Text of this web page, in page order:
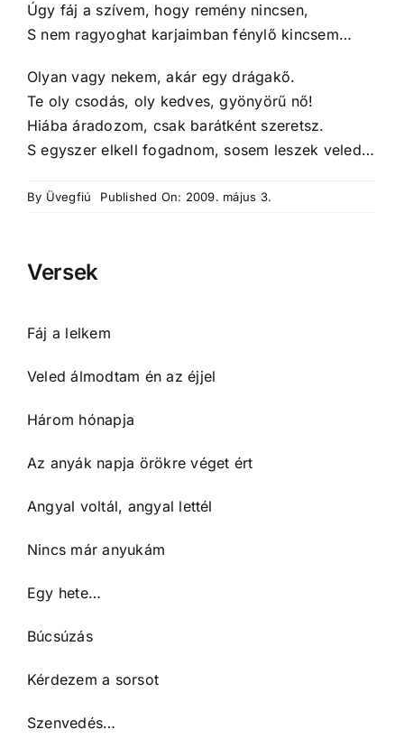
Úgy fáj a szívem, hogy remény nincsen,
S nem ragyoghat karjaimban fénylő kincsem…
Olyan vagy nekem, akár egy drágakő.
Te oly csodás, oly kedves, gyönyörű nő!
Hiába áradozom, csak barátként szeretsz.
S egyszer elkell fogadnom, sosem leszek veled…
By Üvegfiú Published On: 2009. május 3.
Versek
Fáj a lelkem
Veled álmodtam én az éjjel
Három hónapja
Az anyák napja örökre véget ért
Angyal voltál, angyal lettél
Nincs már anyukám
Egy hete…
Búcsúzás
Kérdezem a sorsot
Szenvedés…